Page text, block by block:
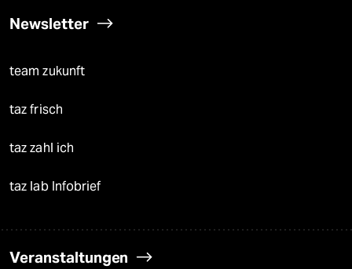
Newsletter
team zukunft
taz frisch
taz zahl ich
taz lab Infobrief
Veranstaltungen